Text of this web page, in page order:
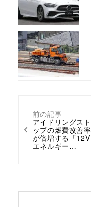
前の記事
アイドリングスト
ップの燃費改善率
が倍増する「12V
エネルギー…